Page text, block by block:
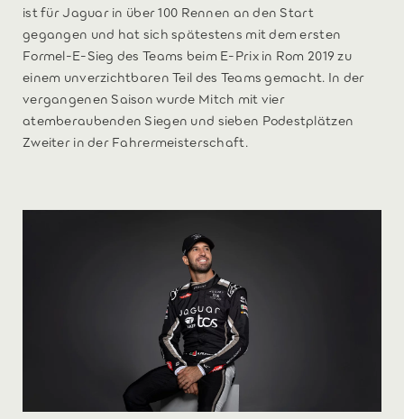
ist für Jaguar in über 100 Rennen an den Start
gegangen und hat sich spätestens mit dem ersten
Formel-E-Sieg des Teams beim E-Prix in Rom 2019 zu
einem unverzichtbaren Teil des Teams gemacht. In der
vergangenen Saison wurde Mitch mit vier
atemberaubenden Siegen und sieben Podestplätzen
Zweiter in der Fahrermeisterschaft.